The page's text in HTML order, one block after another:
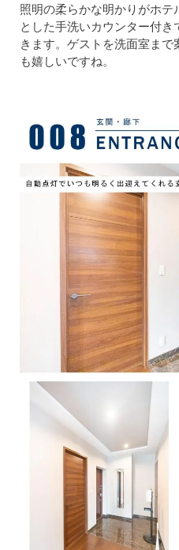
照明の柔らかな明かりがホテ
とした手洗いカウンター付
きます。ゲストを洗面室ま
も嬉しいですね。